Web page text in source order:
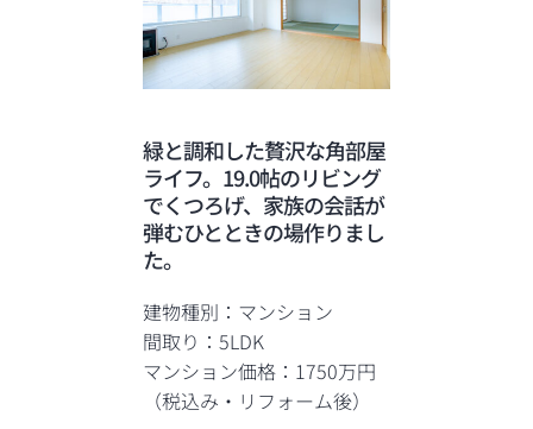
緑と調和した贅沢な角部屋
ライフ。19.0帖のリビング
でくつろげ、家族の会話が
弾むひとときの場作りまし
た。
建物種別：マンション
間取り：5LDK
マンション価格：1750万円
（税込み・リフォーム後）